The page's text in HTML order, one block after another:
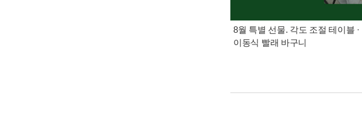
8월 특별 선물. 각도 조절 테이블 ·
이동식 빨래 바구니